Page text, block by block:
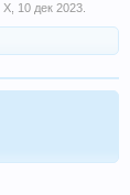
X 10 дек 2023